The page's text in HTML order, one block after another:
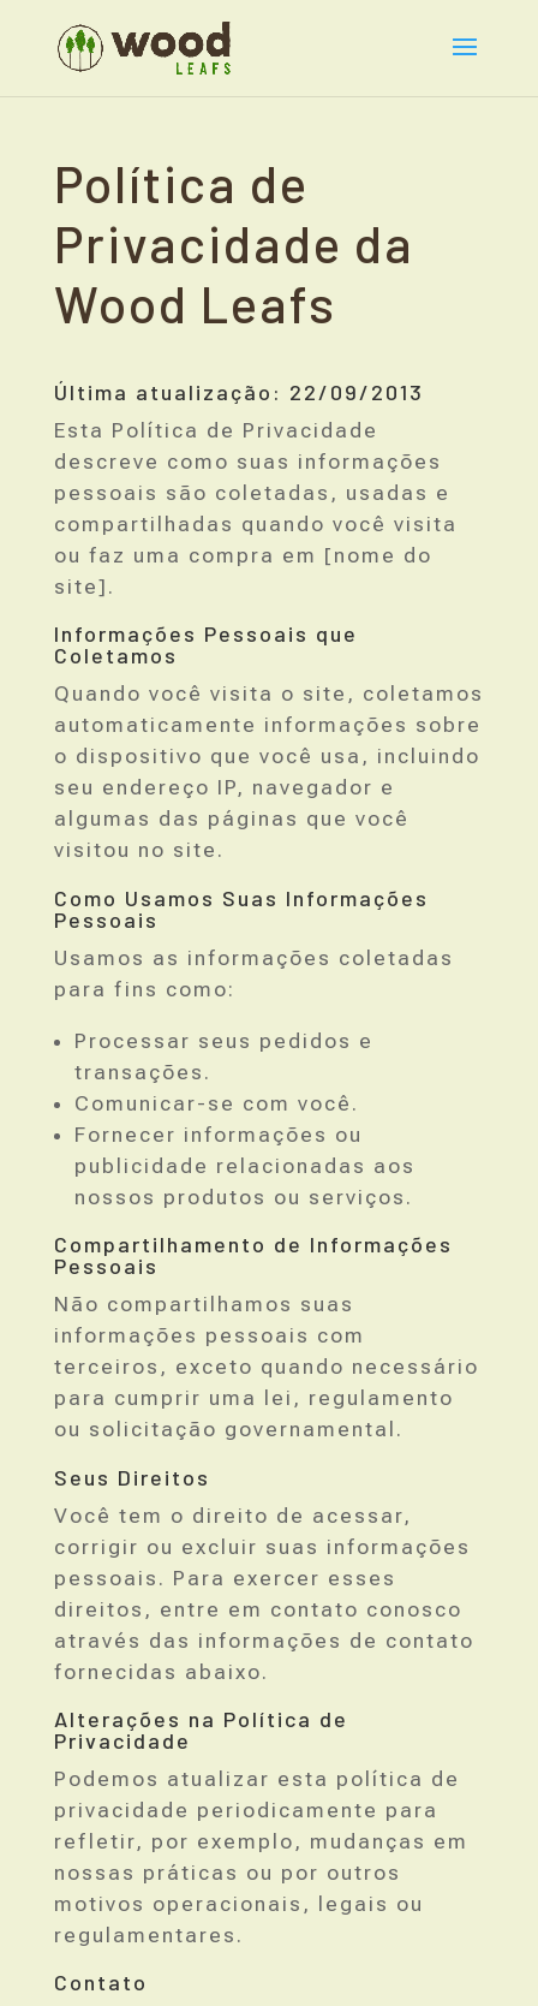
Política de
Privacidade da
Wood Leafs
Última atualização: 22/09/2013
Esta Política de Privacidade
descreve como suas informações
pessoais são coletadas, usadas e
compartilhadas quando você visita
ou faz uma compra em [nome do
site].
Informações Pessoais que
Coletamos
Quando você visita o site, coletamos
automaticamente informações sobre
o dispositivo que você usa, incluindo
seu endereço IP, navegador e
algumas das páginas que você
visitou no site.
Como Usamos Suas Informações
Pessoais
Usamos as informações coletadas
para fins como:
Processar seus pedidos e
transações.
Comunicar-se com você.
Fornecer informações ou
publicidade relacionadas aos
nossos produtos ou serviços.
Compartilhamento de Informações
Pessoais
Não compartilhamos suas
informações pessoais com
terceiros, exceto quando necessário
para cumprir uma lei, regulamento
ou solicitação governamental.
Seus Direitos
Você tem o direito de acessar,
corrigir ou excluir suas informações
pessoais. Para exercer esses
direitos, entre em contato conosco
através das informações de contato
fornecidas abaixo.
Alterações na Política de
Privacidade
Podemos atualizar esta política de
privacidade periodicamente para
refletir, por exemplo, mudanças em
nossas práticas ou por outros
motivos operacionais, legais ou
regulamentares.
Contato